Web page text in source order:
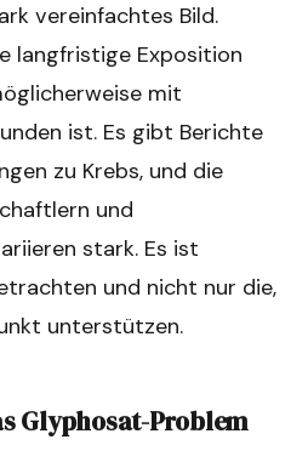
vereinfachtes Bild.
langfristige Exposition
mit
ist. Es gibt Berichte
zu Krebs, und die
und
stark. Es ist
und nicht nur die,
unterstützen.
Glyphosat-Problem